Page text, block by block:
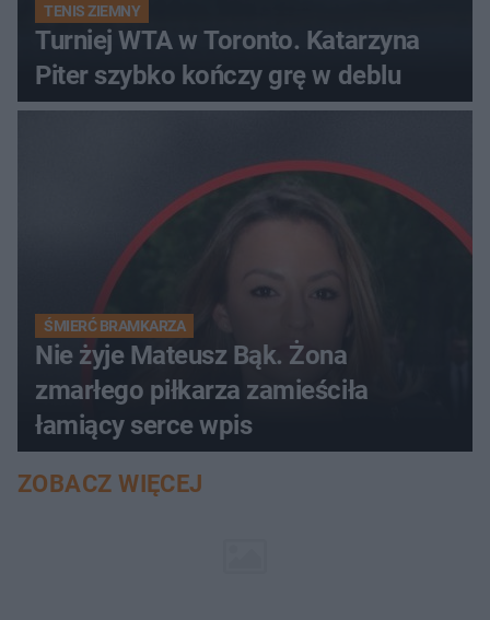
TENIS ZIEMNY
Turniej WTA w Toronto. Katarzyna
Piter szybko kończy grę w deblu
ŚMIERĆ BRAMKARZA
Nie żyje Mateusz Bąk. Żona
zmarłego piłkarza zamieściła
łamiący serce wpis
ZOBACZ WIĘCEJ